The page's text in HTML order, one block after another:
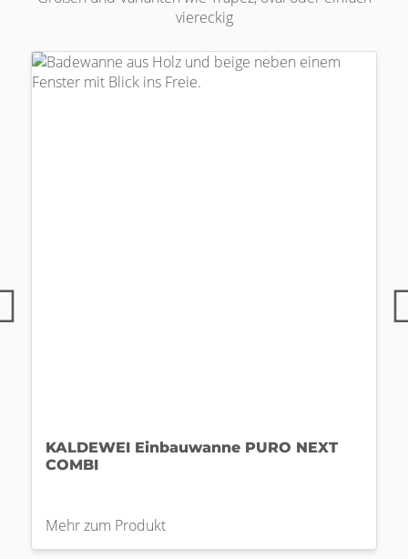
viereckig
KALDEWEI Einbauwanne PURO NEXT
COMBI
Mehr zum Produkt